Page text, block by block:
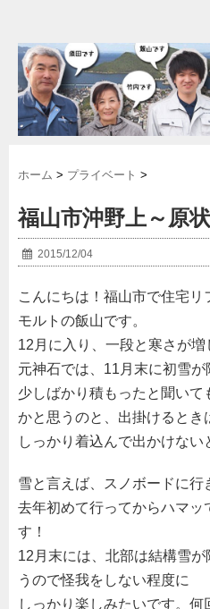
ホーム > プライベート >
福山市沖野上～原
2015/12/04
こんにちは！福山市で住宅
モルトの飯山です。
12月に入り、一段と寒さが
元神石では、11月末に初雪
少しばかり積もったと聞い
かと思うのと、出掛けるとき
しっかり着込んで出かけない
雪と言えば、スノボードに行
去年初めて行ってからハマ
す！
12月末には、北部は結構雪
うので怪我をしない程度に
しっかり楽しみたいです。